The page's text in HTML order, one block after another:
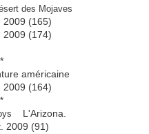
des Mojaves
américaine
L'Arizona.